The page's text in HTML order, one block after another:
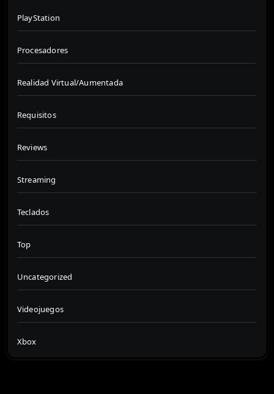
PlayStation
Procesadores
Realidad Virtual/Aumentada
Requisitos
Reviews
Streaming
Teclados
Top
Uncategorized
Videojuegos
Xbox